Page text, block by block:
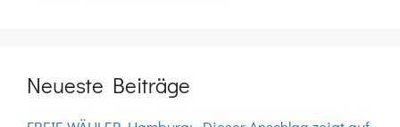
Neueste Beiträge